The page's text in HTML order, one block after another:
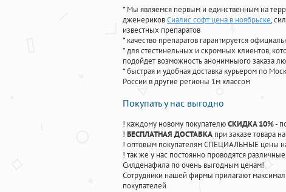
* Мы являемся первым и единственным на
дженериковСиалис софт цена в ноябрьске,
известных препаратов
* качество препаратов гарантируется
* для стестинельных и скромных клиентов,
подойдет возможность анонимныого заказа
* быстрая и удобная доставка курьером по
России в другие регионы 1м классом
Покупать у нас выгодно
! каждому новому покупателюСКИДКА 10%-
! БЕСПЛАТНАЯ ДОСТАВКА при заказе товара
! оптовым покупателям СПЕЦИАЛЬНЫЕ цены на
! так же у нас постоянно проводятся
Силденафила по очень выгодным ценам!
Cотрудники нашей фирмы прилагают
покупателей